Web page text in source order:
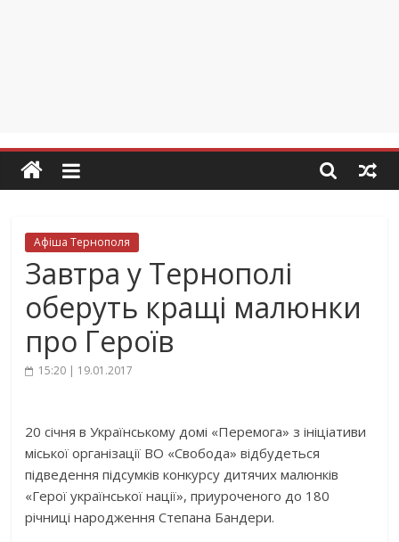
Афіша Тернополя
Завтра у Тернополі
оберуть кращі малюнки
про Героїв
15:20 | 19.01.2017
20 січня в Українському домі «Перемога» з ініціативи
міської організації ВО «Свобода» відбудеться
підведення підсумків конкурсу дитячих малюнків
«Герої української нації», приуроченого до 180
річниці народження Степана Бандери.